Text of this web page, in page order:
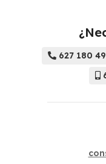
627 180